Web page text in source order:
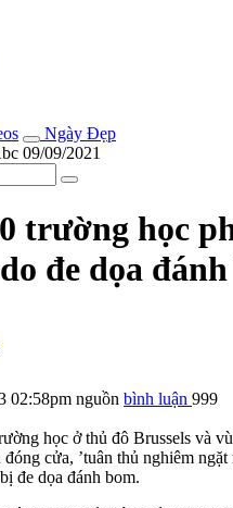
Ngày Đẹp
09/09/2021
trường học
đe dọa
02:58pm nguồn bình luận 999
học ở thủ đô Brussels và
cửa, ’tuân thủ nghiêm ngặt
đe dọa đánh bom.